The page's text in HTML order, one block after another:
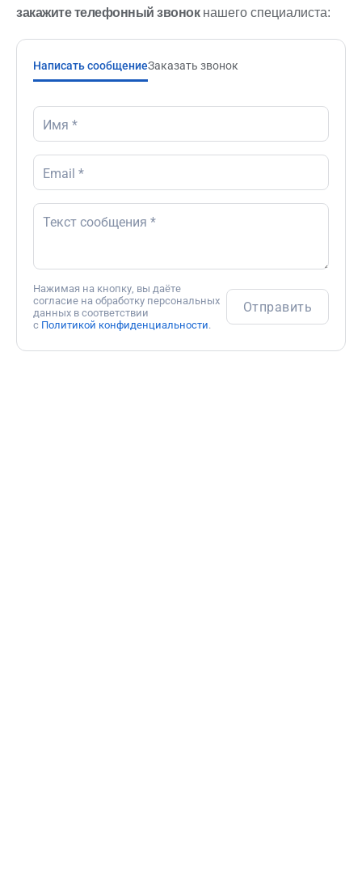
закажите телефонный звонокнашего специалиста:
Написать сообщениеЗаказать звонок
Имя *
Email *
Текст сообщения *
Нажимая на кнопку, вы даёте
согласие на обработку персональных
данных в соответствии
с Политикой конфиденциальности.
Отправить